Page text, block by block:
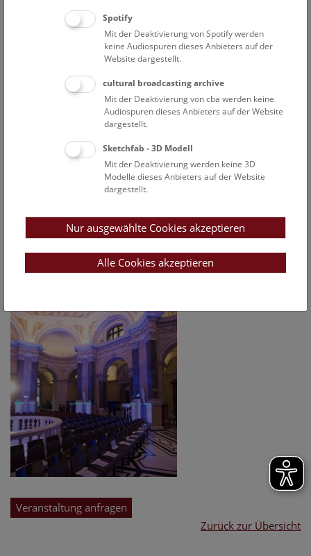
Veranstaltung anfragen
Zurück zur Übersicht
Spotify
Mit der Deaktivierung von Spotify werden
keine Audiospuren dieses Anbieters auf der
Website dargestellt.
cultural broadcasting archive
Mit der Deaktivierung von cba werden keine
Audiospuren dieses Anbieters auf der Website
dargestellt.
Sketchfab - 3D Modell
Mit der Deaktivierung werden keine 3D
Modelle dieses Anbieters auf der Website
dargestellt.
Nur ausgewählte Cookies akzeptieren
Alle Cookies akzeptieren